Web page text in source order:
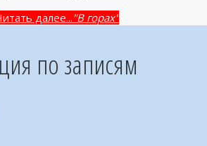
далее... "В горах"
по записям